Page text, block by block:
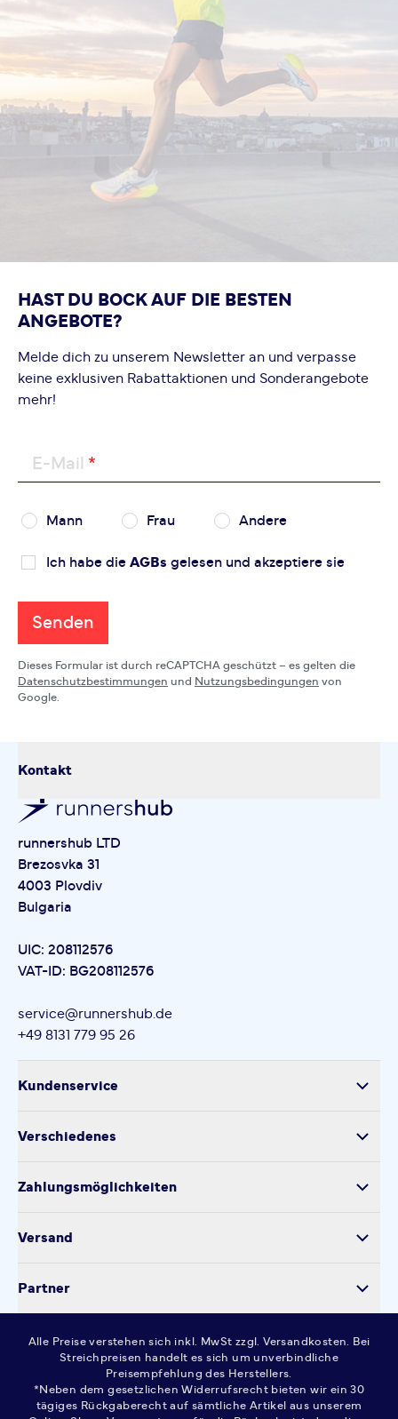
HAST DU BOCK AUF DIE BESTEN
ANGEBOTE?
Melde dich zu unserem Newsletter an und verpasse
keine exklusiven Rabattaktionen und Sonderangebote
mehr!
E-Mail
Mann Frau Andere
Ich habe die AGBs gelesen und akzeptiere sie
Senden
Dieses Formular ist durch reCAPTCHA geschützt – es gelten die
Datenschutzbestimmungen und Nutzungsbedingungen von
Google.
Kontakt
runnershub LTD
Brezosvka 31
4003 Plovdiv
Bulgaria
UIC: 208112576
VAT-ID: BG208112576
service@runnershub.de
+49 8131 779 95 26
Kundenservice
Produktsicherheit
Kontakt
Verschiedenes
Datenschutz
Widerrufsrecht
AGB
FAQ
Zahlungsmöglichkeiten
Versand
Partner
Alle Preise verstehen sich inkl. MwSt zzgl. Versandkosten. Bei
Streichpreisen handelt es sich um unverbindliche
Preisempfehlung des Herstellers.
*Neben dem gesetzlichen Widerrufsrecht bieten wir ein 30
tägiges Rückgaberecht auf sämtliche Artikel aus unserem